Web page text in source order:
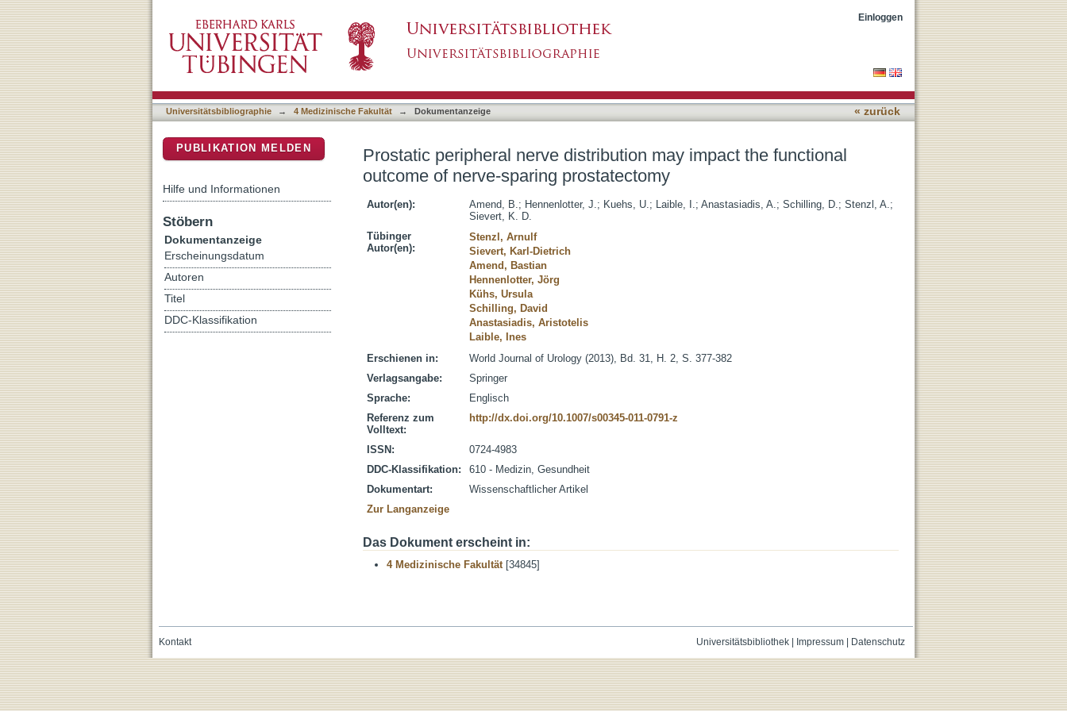
prostatectomy
Einloggen
Universitätsbibliographie → 4 Medizinische Fakultät → Dokumentanzeige « zurück
Prostatic peripheral nerve distribution may impact the functional
outcome of nerve-sparing prostatectomy
Autor(en): Amend, B.; Hennenlotter, J.; Kuehs, U.; Laible, I.; Anastasiadis, A.; Schilling, D.; Stenzl, A.;
Sievert, K. D.
Tübinger
Autor(en):
Stenzl, Arnulf
Sievert, Karl-Dietrich
Amend, Bastian
Hennenlotter, Jörg
Kühs, Ursula
Schilling, David
Anastasiadis, Aristotelis
Laible, Ines
Erschienen in:
World Journal of Urology (2013), Bd. 31, H. 2, S. 377-382
Verlagsangabe:
Springer
Sprache:
Englisch
Referenz zum
Volltext:
http://dx.doi.org/10.1007/s00345-011-0791-z
ISSN:
0724-4983
DDC-Klassifikation:
610 - Medizin, Gesundheit
Dokumentart:
Wissenschaftlicher Artikel
Zur Langanzeige
Das Dokument erscheint in:
4 Medizinische Fakultät[34845]
PUBLIKATION MELDEN
Hilfe und Informationen
Stöbern
Dokumentanzeige
Erscheinungsdatum
Autoren
Titel
DDC-Klassifikation
Universitätsbibliothek| Impressum| Datenschutz
Kontakt